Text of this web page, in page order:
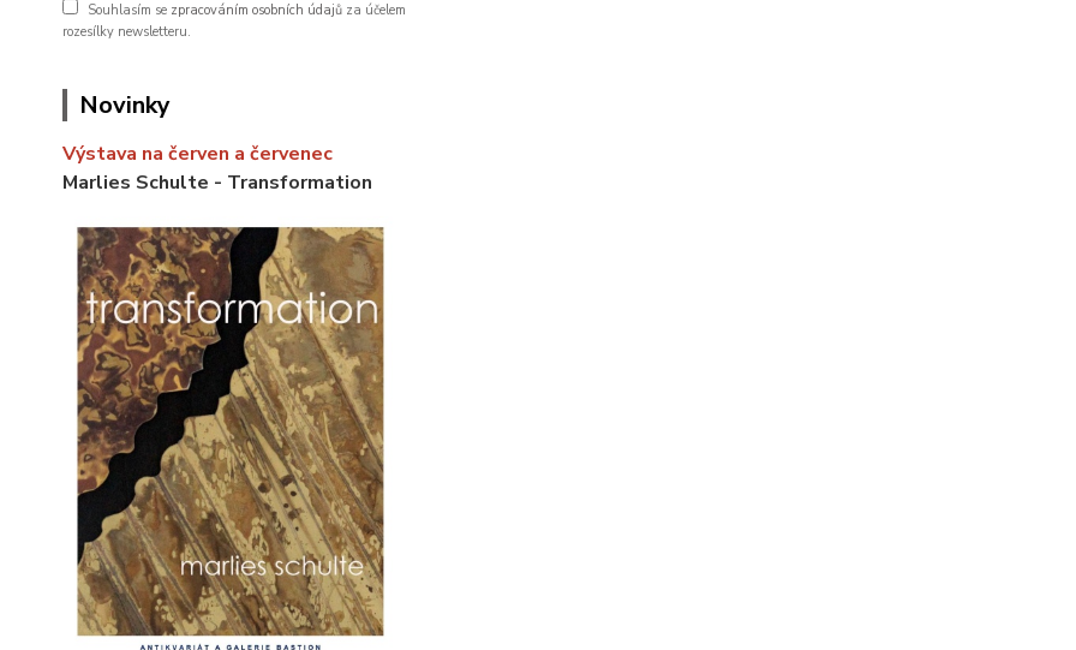
Souhlasím se zpracováním osobních údajů za účelem
rozesílky newsletteru.
Novinky
Výstava na červen a červenec
Marlies Schulte - Transformation